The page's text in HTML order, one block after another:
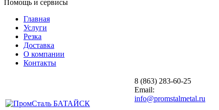
Помощь и сервисы
Главная
Услуги
Резка
Доставка
О компании
Контакты
8 (863) 283-60-25
Email:
info@promstalmetal.ru